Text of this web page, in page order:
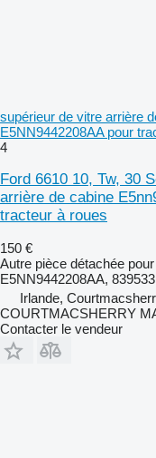
supérieur de vitre arrière
E5NN9442208AA pour
4
Ford 6610 10, Tw, 30
arrière de cabine
tracteur à roues
150 €
Autre pièce détachée
E5NN9442208AA,
Irlande,
COURTMACSHERRY
Contacter le vendeur